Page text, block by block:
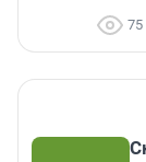
75